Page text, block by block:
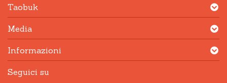
Taobuk
Media
Informazioni
Seguici su